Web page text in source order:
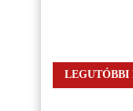
LEGUTÓBBI